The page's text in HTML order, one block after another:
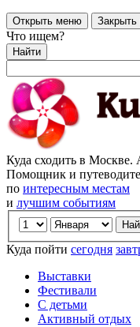
Открыть меню
Что ищем?
Найти
Куда сходить в
Помощник и
по интересным местам
и лучшим событиям
Куда пойти сегодня
Выставки
Фестивали
С детьми
Активный отдых